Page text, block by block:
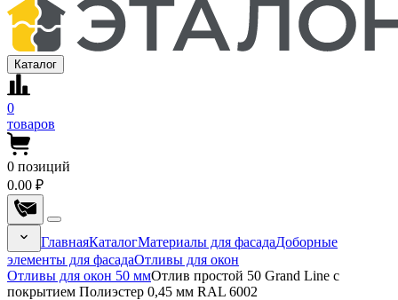
Каталог
0
товаров
0 позиций
0.00 ₽
ГлавнаяКаталогМатериалы для фасадаДоборные
элементы для фасадаОтливы для окон
Отливы для окон 50 ммОтлив простой 50 Grand Line с
покрытием Полиэстер 0,45 мм RAL 6002